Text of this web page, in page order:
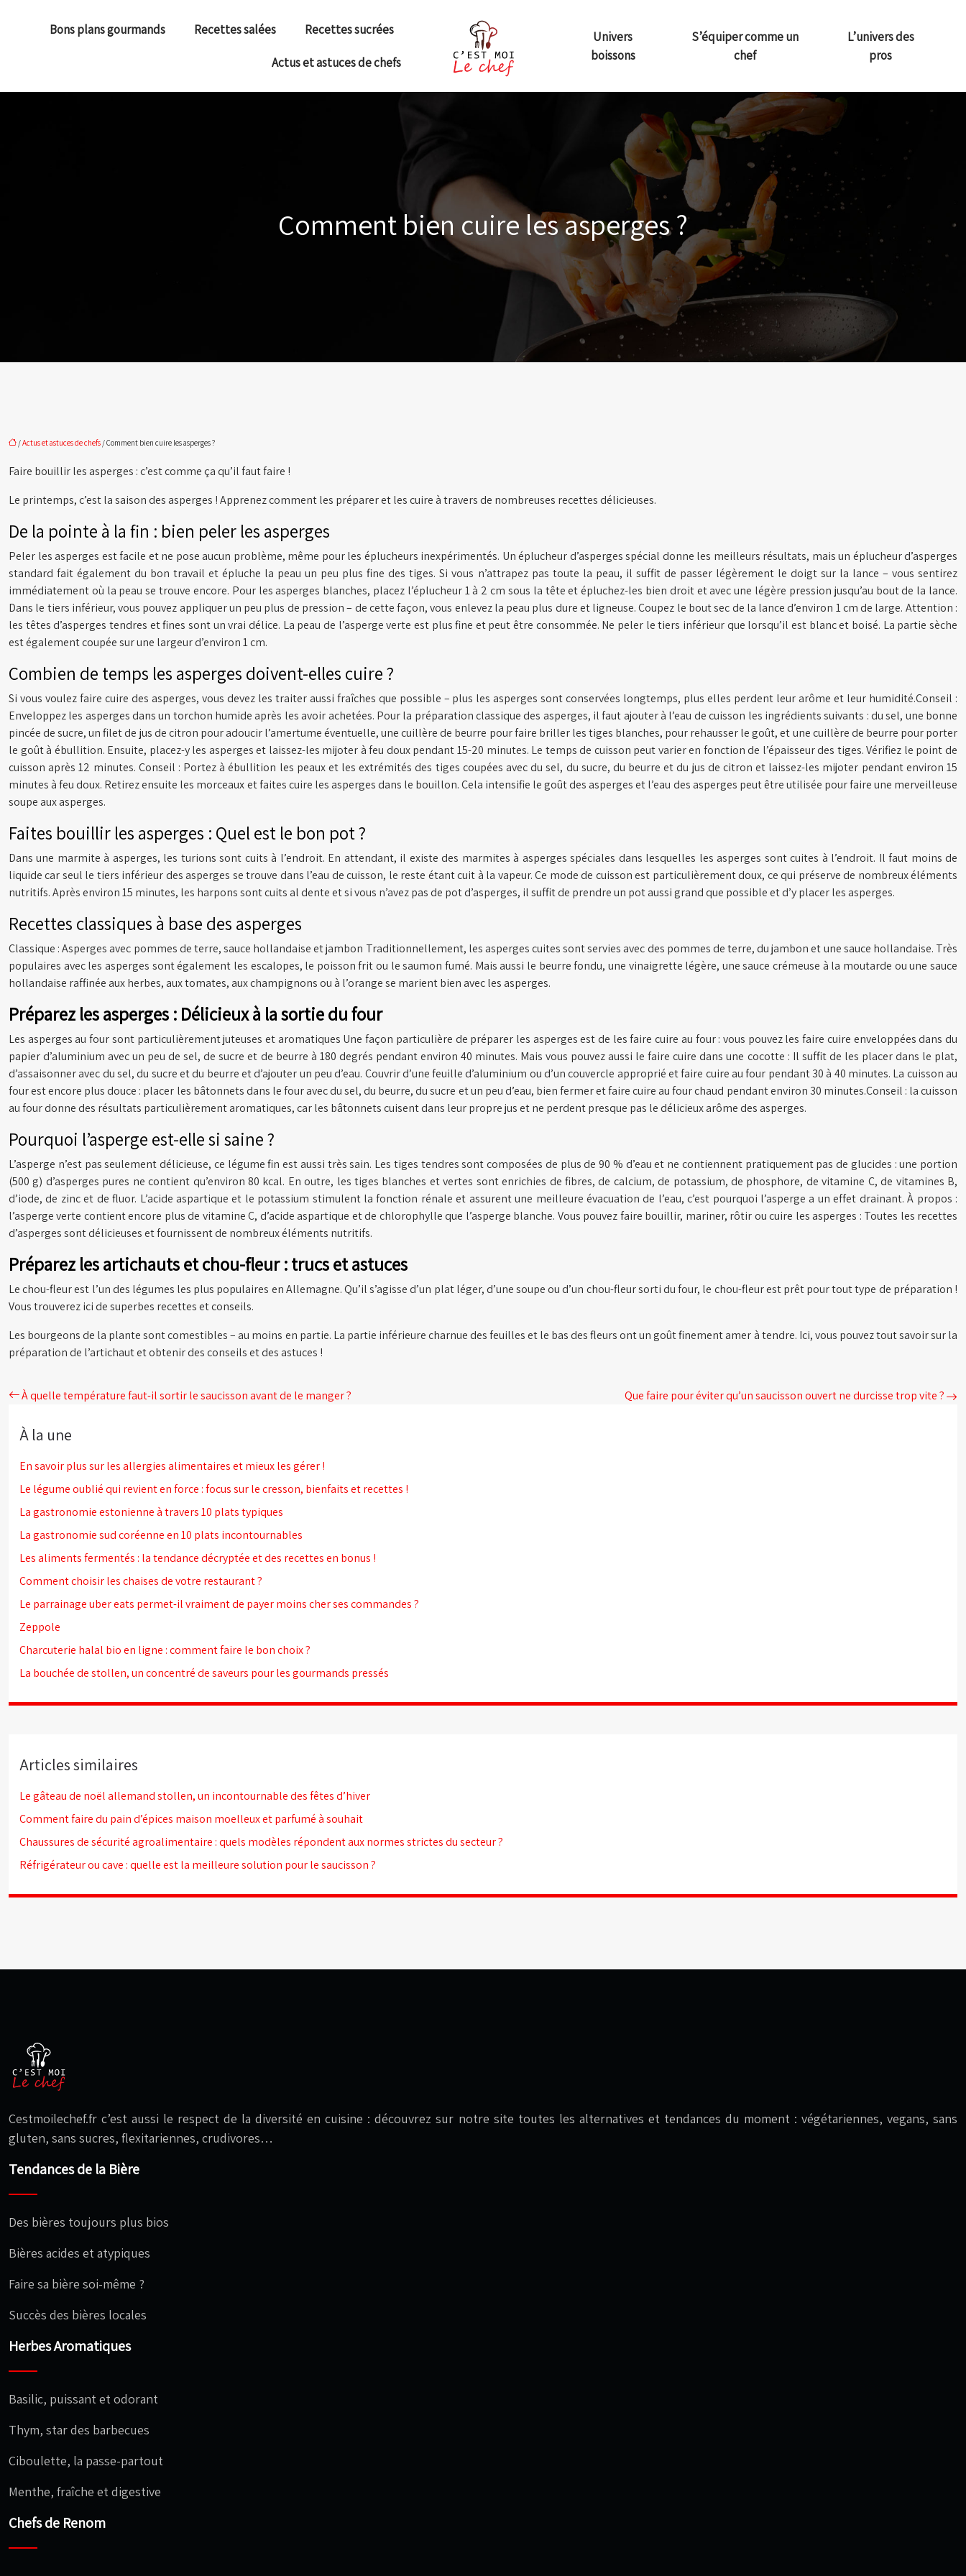
Recettes sucrées
Recettes salées
Bons plans gourmands
Actus et astuces de chefs
Univers
boissons
S’équiper comme un
chef
L’univers des
pros
Comment bien cuire les asperges ?
/Actus et astuces de chefs / Comment bien cuire les asperges ?
Faire bouillir les asperges : c’est comme ça qu’il faut faire !
Le printemps, c’est la saison des asperges ! Apprenez comment les préparer et les cuire à travers de nombreuses recettes délicieuses.
De la pointe à la fin : bien peler les asperges
Peler les asperges est facile et ne pose aucun problème, même pour les éplucheurs inexpérimentés. Un éplucheur d’asperges spécial donne les meilleurs résultats, mais un éplucheur d’asperges
standard fait également du bon travail et épluche la peau un peu plus fine des tiges. Si vous n’attrapez pas toute la peau, il suffit de passer légèrement le doigt sur la lance – vous sentirez
immédiatement où la peau se trouve encore. Pour les asperges blanches, placez l’éplucheur 1 à 2 cm sous la tête et épluchez-les bien droit et avec une légère pression jusqu’au bout de la lance.
Dans le tiers inférieur, vous pouvez appliquer un peu plus de pression – de cette façon, vous enlevez la peau plus dure et ligneuse. Coupez le bout sec de la lance d’environ 1 cm de large. Attention :
les têtes d’asperges tendres et fines sont un vrai délice. La peau de l’asperge verte est plus fine et peut être consommée. Ne peler le tiers inférieur que lorsqu’il est blanc et boisé. La partie sèche
est également coupée sur une largeur d’environ 1 cm.
Combien de temps les asperges doivent-elles cuire ?
Si vous voulez faire cuire des asperges, vous devez les traiter aussi fraîches que possible – plus les asperges sont conservées longtemps, plus elles perdent leur arôme et leur humidité.Conseil :
Enveloppez les asperges dans un torchon humide après les avoir achetées. Pour la préparation classique des asperges, il faut ajouter à l’eau de cuisson les ingrédients suivants : du sel, une bonne
pincée de sucre, un filet de jus de citron pour adoucir l’amertume éventuelle, une cuillère de beurre pour faire briller les tiges blanches, pour rehausser le goût, et une cuillère de beurre pour porter
le goût à ébullition. Ensuite, placez-y les asperges et laissez-les mijoter à feu doux pendant 15-20 minutes. Le temps de cuisson peut varier en fonction de l’épaisseur des tiges. Vérifiez le point de
cuisson après 12 minutes. Conseil : Portez à ébullition les peaux et les extrémités des tiges coupées avec du sel, du sucre, du beurre et du jus de citron et laissez-les mijoter pendant environ 15
minutes à feu doux. Retirez ensuite les morceaux et faites cuire les asperges dans le bouillon. Cela intensifie le goût des asperges et l’eau des asperges peut être utilisée pour faire une merveilleuse
soupe aux asperges.
Faites bouillir les asperges : Quel est le bon pot ?
Dans une marmite à asperges, les turions sont cuits à l’endroit. En attendant, il existe des marmites à asperges spéciales dans lesquelles les asperges sont cuites à l’endroit. Il faut moins de
liquide car seul le tiers inférieur des asperges se trouve dans l’eau de cuisson, le reste étant cuit à la vapeur. Ce mode de cuisson est particulièrement doux, ce qui préserve de nombreux éléments
nutritifs. Après environ 15 minutes, les harpons sont cuits al dente et si vous n’avez pas de pot d’asperges, il suffit de prendre un pot aussi grand que possible et d’y placer les asperges.
Recettes classiques à base des asperges
Classique : Asperges avec pommes de terre, sauce hollandaise et jambon Traditionnellement, les asperges cuites sont servies avec des pommes de terre, du jambon et une sauce hollandaise. Très
populaires avec les asperges sont également les escalopes, le poisson frit ou le saumon fumé. Mais aussi le beurre fondu, une vinaigrette légère, une sauce crémeuse à la moutarde ou une sauce
hollandaise raffinée aux herbes, aux tomates, aux champignons ou à l’orange se marient bien avec les asperges.
Préparez les asperges : Délicieux à la sortie du four
Les asperges au four sont particulièrement juteuses et aromatiques Une façon particulière de préparer les asperges est de les faire cuire au four : vous pouvez les faire cuire enveloppées dans du
papier d’aluminium avec un peu de sel, de sucre et de beurre à 180 degrés pendant environ 40 minutes. Mais vous pouvez aussi le faire cuire dans une cocotte : Il suffit de les placer dans le plat,
d’assaisonner avec du sel, du sucre et du beurre et d’ajouter un peu d’eau. Couvrir d’une feuille d’aluminium ou d’un couvercle approprié et faire cuire au four pendant 30 à 40 minutes. La cuisson au
four est encore plus douce : placer les bâtonnets dans le four avec du sel, du beurre, du sucre et un peu d’eau, bien fermer et faire cuire au four chaud pendant environ 30 minutes.Conseil : la cuisson
au four donne des résultats particulièrement aromatiques, car les bâtonnets cuisent dans leur propre jus et ne perdent presque pas le délicieux arôme des asperges.
Pourquoi l’asperge est-elle si saine ?
L’asperge n’est pas seulement délicieuse, ce légume fin est aussi très sain. Les tiges tendres sont composées de plus de 90 % d’eau et ne contiennent pratiquement pas de glucides : une portion
(500 g) d’asperges pures ne contient qu’environ 80 kcal. En outre, les tiges blanches et vertes sont enrichies de fibres, de calcium, de potassium, de phosphore, de vitamine C, de vitamines B,
d’iode, de zinc et de fluor. L’acide aspartique et le potassium stimulent la fonction rénale et assurent une meilleure évacuation de l’eau, c’est pourquoi l’asperge a un effet drainant. À propos :
l’asperge verte contient encore plus de vitamine C, d’acide aspartique et de chlorophylle que l’asperge blanche. Vous pouvez faire bouillir, mariner, rôtir ou cuire les asperges : Toutes les recettes
d’asperges sont délicieuses et fournissent de nombreux éléments nutritifs.
Préparez les artichauts et chou-fleur : trucs et astuces
Le chou-fleur est l’un des légumes les plus populaires en Allemagne. Qu’il s’agisse d’un plat léger, d’une soupe ou d’un chou-fleur sorti du four, le chou-fleur est prêt pour tout type de préparation !
Vous trouverez ici de superbes recettes et conseils.
Les bourgeons de la plante sont comestibles – au moins en partie. La partie inférieure charnue des feuilles et le bas des fleurs ont un goût finement amer à tendre. Ici, vous pouvez tout savoir sur la
préparation de l’artichaut et obtenir des conseils et des astuces !
À quelle température faut-il sortir le saucisson avant de le manger ? Que faire pour éviter qu’un saucisson ouvert ne durcisse trop vite ?
À la une
En savoir plus sur les allergies alimentaires et mieux les gérer !
Le légume oublié qui revient en force : focus sur le cresson, bienfaits et recettes !
La gastronomie estonienne à travers 10 plats typiques
La gastronomie sud coréenne en 10 plats incontournables
Les aliments fermentés : la tendance décryptée et des recettes en bonus !
Comment choisir les chaises de votre restaurant ?
Le parrainage uber eats permet-il vraiment de payer moins cher ses commandes ?
Zeppole
Charcuterie halal bio en ligne : comment faire le bon choix ?
La bouchée de stollen, un concentré de saveurs pour les gourmands pressés
Articles similaires
Le gâteau de noël allemand stollen, un incontournable des fêtes d’hiver
Comment faire du pain d’épices maison moelleux et parfumé à souhait
Chaussures de sécurité agroalimentaire : quels modèles répondent aux normes strictes du secteur ?
Réfrigérateur ou cave : quelle est la meilleure solution pour le saucisson ?
Cestmoilechef.fr c’est aussi le respect de la diversité en cuisine : découvrez sur notre site toutes les alternatives et tendances du moment : végétariennes, vegans, sans
gluten, sans sucres, flexitariennes, crudivores…
Tendances de la Bière
Des bières toujours plus bios
Bières acides et atypiques
Faire sa bière soi-même ?
Succès des bières locales
Herbes Aromatiques
Basilic, puissant et odorant
Thym, star des barbecues
Ciboulette, la passe-partout
Menthe, fraîche et digestive
Chefs de Renom